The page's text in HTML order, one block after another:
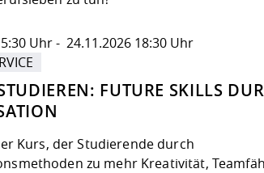
FUTURE SKILLS
Uhr - 24.11.2026 18:30 Uhr
Kurs, der Studierende durch
zu mehr Kreativität,